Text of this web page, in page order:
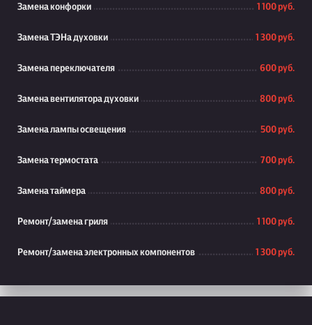
Замена конфорки 1 100 руб.
Замена ТЭНа духовки 1 300 руб.
Замена переключателя 600 руб.
Замена вентилятора духовки 800 руб.
Замена лампы освещения 500 руб.
Замена термостата 700 руб.
Замена таймера 800 руб.
Ремонт/замена гриля 1 100 руб.
Ремонт/замена электронных компонентов 1 300 руб.